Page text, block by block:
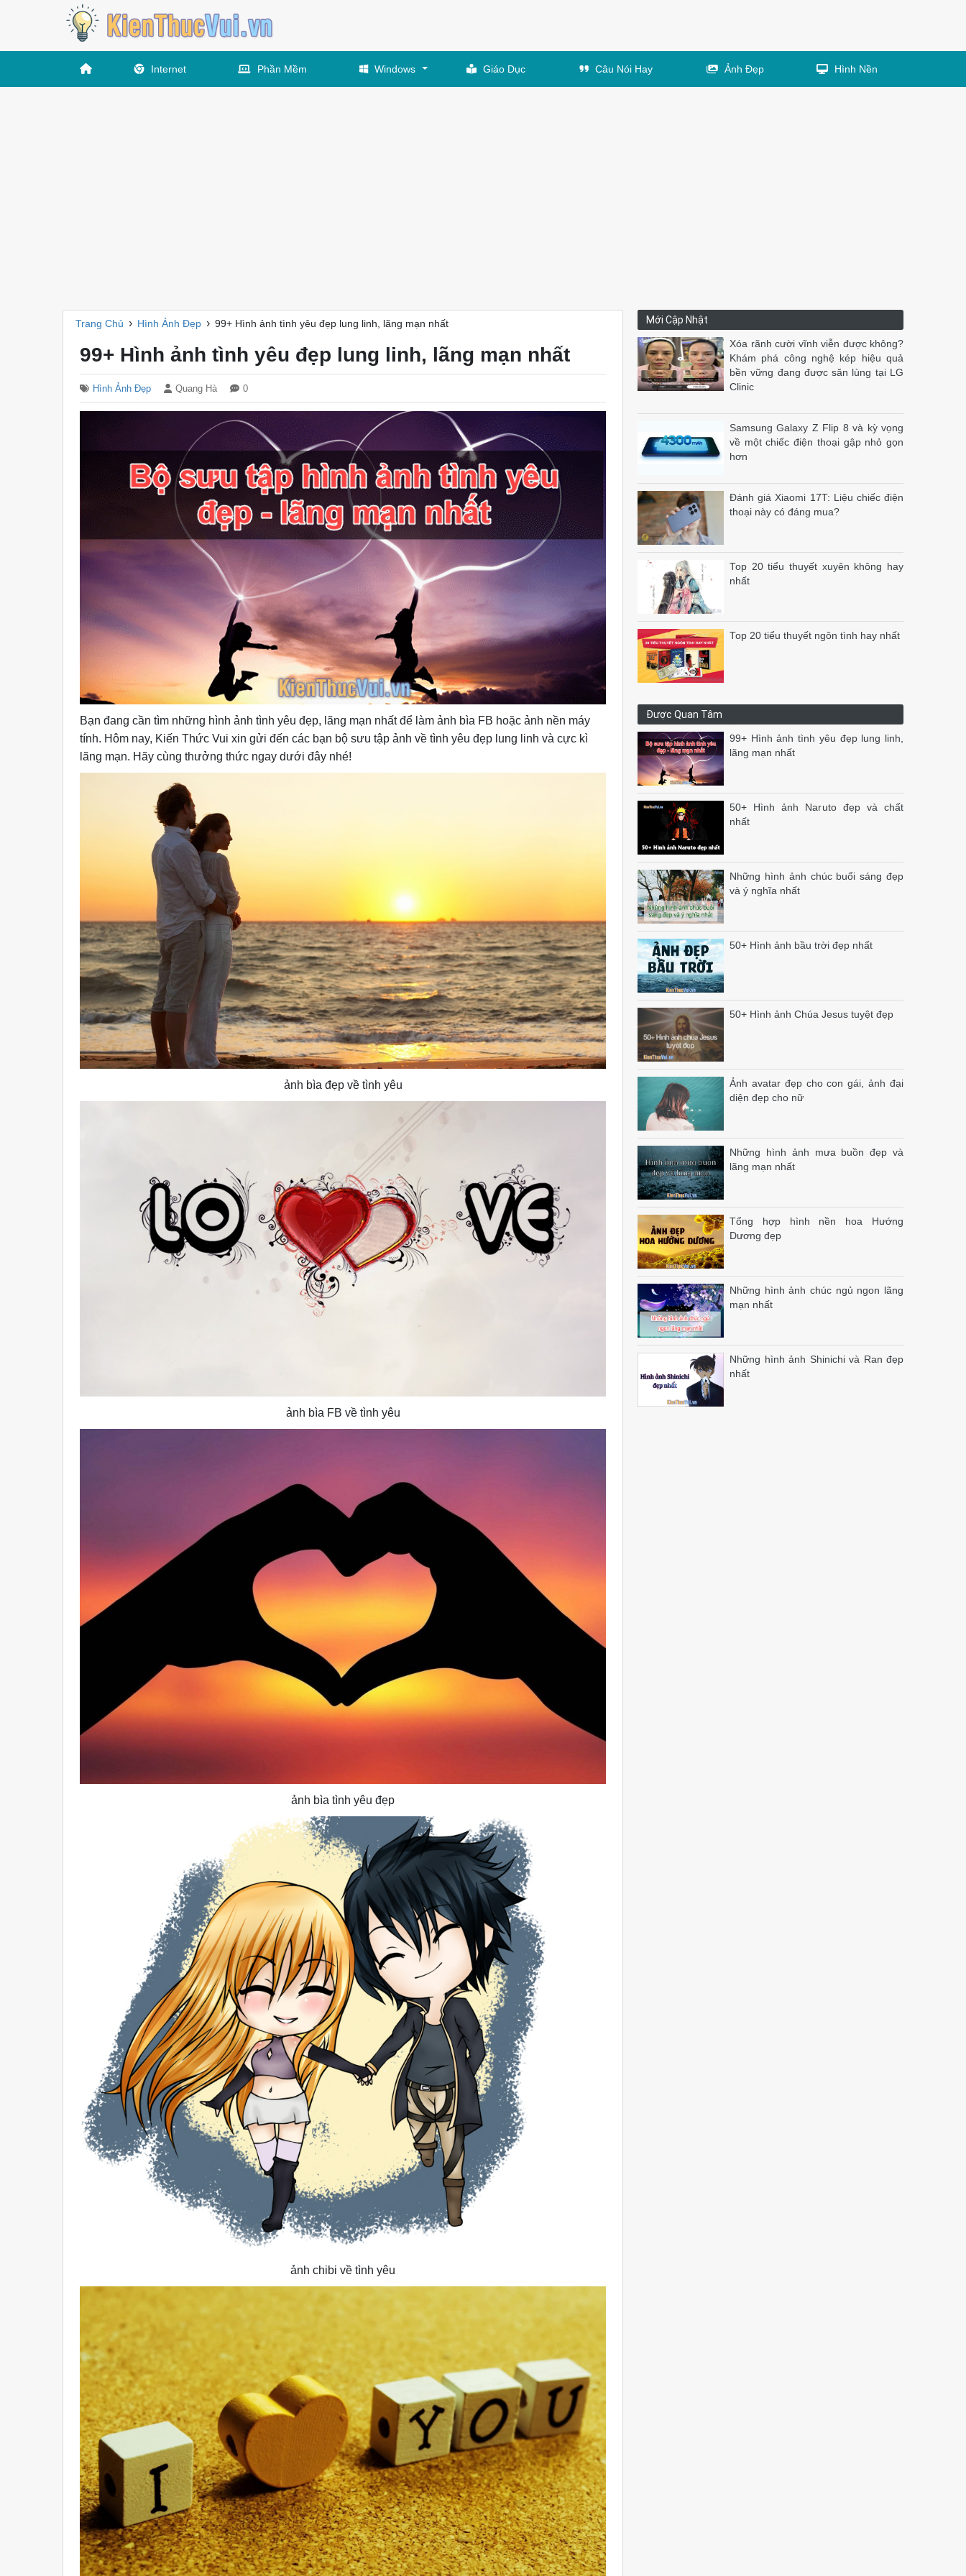
Internet Phần Mềm Windows Giáo Dục Câu Nói Hay Ảnh Đẹp Hình Nền
Trang Chủ › Hình Ảnh Đẹp › 99+ Hình ảnh tình yêu đẹp lung linh, lãng mạn nhất
99+ Hình ảnh tình yêu đẹp lung linh, lãng mạn nhất
Hình Ảnh Đẹp Quang Hà 0
Bạn đang cần tìm những hình ảnh tình yêu đẹp, lãng mạn nhất để làm ảnh bìa FB hoặc ảnh nền máy
tính. Hôm nay, Kiến Thức Vui xin gửi đến các bạn bộ sưu tập ảnh về tình yêu đẹp lung linh và cực kì
lãng mạn. Hãy cùng thưởng thức ngay dưới đây nhé!
ảnh bìa đẹp về tình yêu
ảnh bìa FB về tình yêu
ảnh bìa tình yêu đẹp
ảnh chibi về tình yêu
Mới Cập Nhật
Xóa rãnh cười vĩnh viễn được không?
Khám phá công nghệ kép hiệu quả
bền vững đang được săn lùng tại LG
Clinic
Samsung Galaxy Z Flip 8 và kỳ vọng
về một chiếc điện thoại gập nhỏ gọn
hơn
Đánh giá Xiaomi 17T: Liệu chiếc điện
thoại này có đáng mua?
Top 20 tiểu thuyết xuyên không hay
nhất
Top 20 tiểu thuyết ngôn tình hay nhất
Được Quan Tâm
99+ Hình ảnh tình yêu đẹp lung linh,
lãng mạn nhất
50+ Hình ảnh Naruto đẹp và chất
nhất
Những hình ảnh chúc buổi sáng đẹp
và ý nghĩa nhất
50+ Hình ảnh bầu trời đẹp nhất
50+ Hình ảnh Chúa Jesus tuyệt đẹp
Ảnh avatar đẹp cho con gái, ảnh đại
diện đẹp cho nữ
Những hình ảnh mưa buồn đẹp và
lãng mạn nhất
Tổng hợp hình nền hoa Hướng
Dương đẹp
Những hình ảnh chúc ngủ ngon lãng
mạn nhất
Những hình ảnh Shinichi và Ran đẹp
nhất